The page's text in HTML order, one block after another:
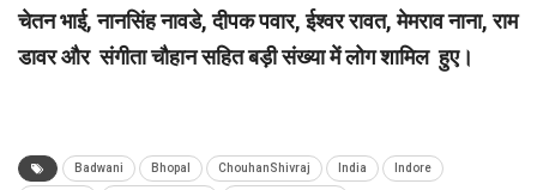
चेतन भाई, नानसिंह नावडे, दीपक पवार, ईश्वर रावत, मेमराव नाना, राम
डावर और संगीता चौहान सहित बड़ी संख्या में लोग शामिल हुए।
Badwani Bhopal ChouhanShivraj India Indore